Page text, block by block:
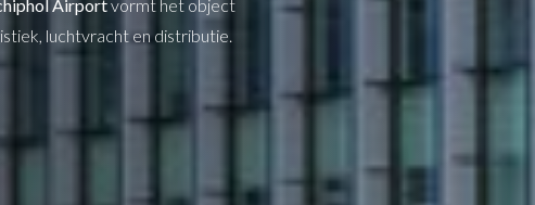
Airportvormt het object
luchtvracht en distributie.